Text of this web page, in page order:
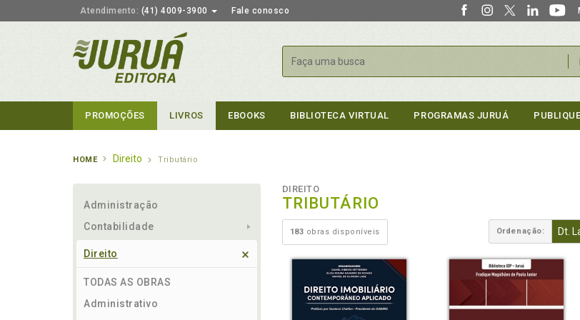
Atendimento: (41) 4009-3900 Fale conosco
Buscar
PROMOÇÕES LIVROS EBOOKS BIBLIOTECA VIRTUAL PROGRAMAS JURUÁ
HOME Direito Tributário
Administração
Contabilidade
Direito
TODAS AS OBRAS
Administrativo
DIREITO
TRIBUTÁRIO
183 obras disponíveis Ordenação: Dt.